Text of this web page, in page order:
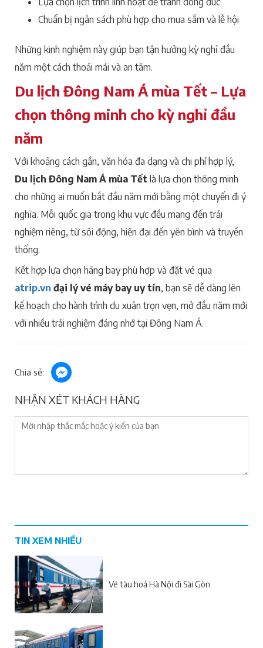
Chuẩn bị ngân sách phù hợp cho mua sắm và lễ hội
Những kinh nghiệm này giúp bạn tận hưởng kỳ nghỉ đầu
năm một cách thoải mái và an tâm.
Du lịch Đông Nam Á mùa Tết – Lựa
chọn thông minh cho kỳ nghỉ đầu
năm
Với khoảng cách gần, văn hóa đa dạng và chi phí hợp lý,
Du lịch Đông Nam Á mùa Tết là lựa chọn thông minh
cho những ai muốn bắt đầu năm mới bằng một chuyến đi ý
nghĩa. Mỗi quốc gia trong khu vực đều mang đến trải
nghiệm riêng, từ sôi động, hiện đại đến yên bình và truyền
thống.
Kết hợp lựa chọn hãng bay phù hợp và đặt vé qua
atrip.vn đại lý vé máy bay uy tín, bạn sẽ dễ dàng lên
kế hoạch cho hành trình du xuân trọn vẹn, mở đầu năm mới
với nhiều trải nghiệm đáng nhớ tại Đông Nam Á.
Chia sẻ:
NHẬN XÉT KHÁCH HÀNG
TIN XEM NHIỀU
Vé tàu hoả Hà Nội đi Sài Gòn